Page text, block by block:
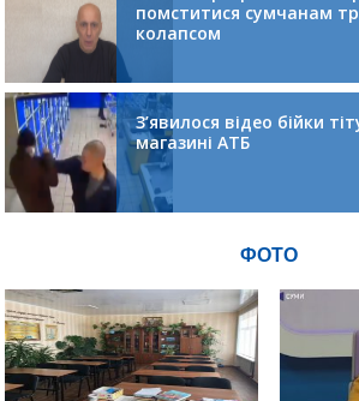
помститися сумчанам
колапсом
З’явилося відео бійки
магазині АТБ
ФОТО